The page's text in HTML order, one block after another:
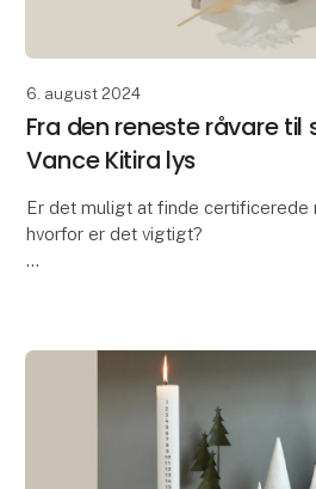
6. august 2024
Fra den reneste råvare til
Vance Kitira lys
Er det muligt at finde certificerede
hvorfor er det vigtigt?